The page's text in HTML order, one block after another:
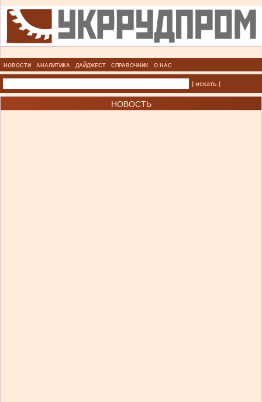
НОВОСТИ АНАЛИТИКА ДАЙДЖЕСТ СПРАВОЧНИК О НАС
| искать |
НОВОСТЬ